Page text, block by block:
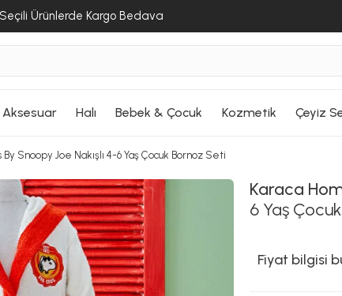
Seçili Ürünlerde Kargo Bedava
Aksesuar Halı Bebek & Çocuk Kozmetik Çeyiz
Snoopy Joe Nakışlı 4-6 Yaş Çocuk Bornoz Seti
Karaca
6 Yaş
Fiyat bilgisi